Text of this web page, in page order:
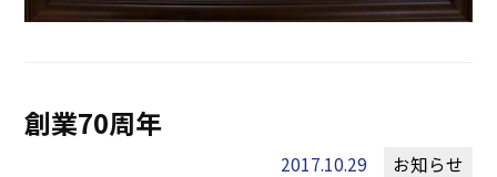
創業70周年
2017.10.29 お知らせ